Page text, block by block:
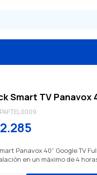
Smart TV Panavox
PAFTEL0009
Panavox 40” Google TV
en un máximo de 4